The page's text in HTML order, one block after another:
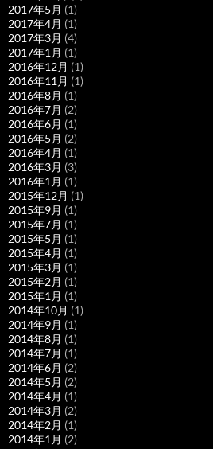
2017年5月 (1)
2017年4月 (1)
2017年3月 (4)
2017年1月 (1)
2016年12月 (1)
2016年11月 (1)
2016年8月 (1)
2016年7月 (2)
2016年6月 (1)
2016年5月 (2)
2016年4月 (1)
2016年3月 (3)
2016年1月 (1)
2015年12月 (1)
2015年9月 (1)
2015年7月 (1)
2015年5月 (1)
2015年4月 (1)
2015年3月 (1)
2015年2月 (1)
2015年1月 (1)
2014年10月 (1)
2014年9月 (1)
2014年8月 (1)
2014年7月 (1)
2014年6月 (2)
2014年5月 (2)
2014年4月 (1)
2014年3月 (2)
2014年2月 (1)
2014年1月 (2)